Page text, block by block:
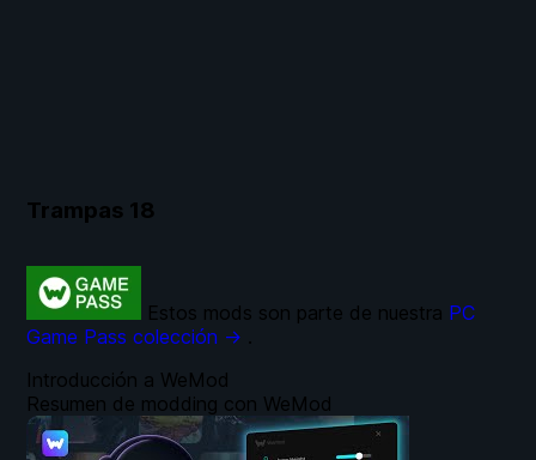
Trampas 18
Introducción a WeMod
Resumen de modding con WeMod
Estos mods son parte de nuestra PC
Game Pass colección → .